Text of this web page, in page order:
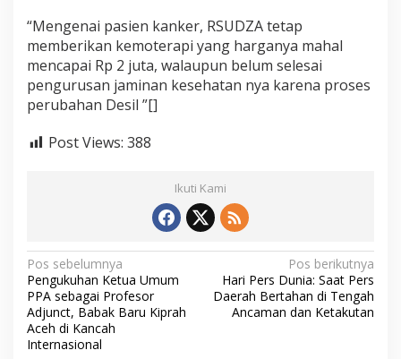
“Mengenai pasien kanker, RSUDZA tetap
memberikan kemoterapi yang harganya mahal
mencapai Rp 2 juta, walaupun belum selesai
pengurusan jaminan kesehatan nya karena proses
perubahan Desil ”[]
Post Views: 388
Ikuti Kami
N
a
v
i
Pos sebelumnya
Pengukuhan Ketua Umum
PPA sebagai Profesor
Adjunct, Babak Baru Kiprah
Aceh di Kancah
Internasional
Pos berikutnya
‎Hari Pers Dunia: Saat Pers
Daerah Bertahan di Tengah
Ancaman dan Ketakutan